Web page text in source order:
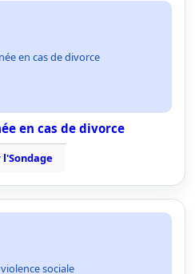
en cas de divorce
en cas de divorce
l'Sondage
violence sociale